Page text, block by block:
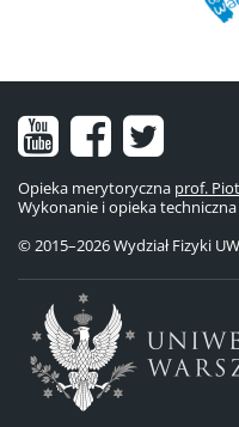
Nasz
kanał
na
Nasz
nana
Opieka merytoryczna prof.
Wykonanie i opieka techniczna
© 2015–2026 Wydział Fizyki